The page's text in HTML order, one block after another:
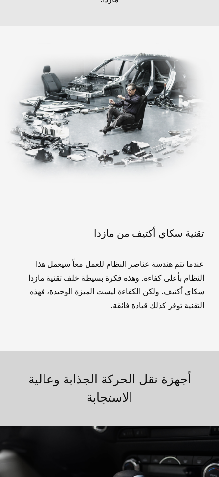
تقنية سكاي أكتيف من مازدا
عندما تتم هندسة عناصر النظام للعمل معاً سيعمل هذا
النظام بأعلى كفاءة. وهذه فكرة بسيطة خلف تقنية مازدا
سكاي أكتيف. ولكن الكفاءة ليست الميزة الوحيدة، فهذه
التقنية توفر كذلك قيادة فائقة.
أجهزة نقل الحركة الجذابة وعالية
الاستجابة